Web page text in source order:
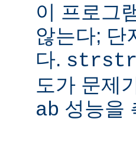
이 프로그
않는다; 단
다.
도가 문제
ab 성능을